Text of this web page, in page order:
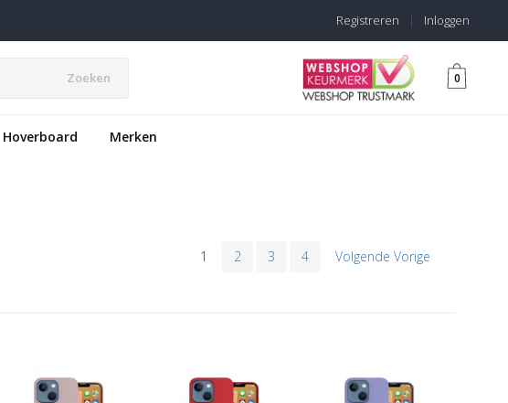
Inloggen
|
Registreren
Zoeken 0
Hoverboard Merken
1 2 3 4 Volgende Vorige